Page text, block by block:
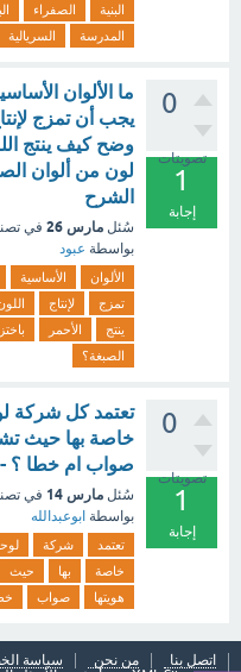
البنية
الصفراء
المدرسة
السريالية
0
تصويتات
1
إجابة
ما الألوان
يجب أن تمزج
وضح كيف ينتج
لون من ألوان
الشرح
سُئل مارس 26 في
بواسطة عبود
الألوان الأساسية
تمزج
لإنتاج
ينتج
الأحمر
الصبغة؟
0
تصويتات
1
إجابة
تعتمد كل شركة
خاصة بها حيث
صواب ام خطا ؟
سُئل مارس 14 في
بواسطة ابوعبدالله
تعتمد شركة
خاصة
بها حيث
هويتها
صواب
اتصل بنا من نحن سياسة